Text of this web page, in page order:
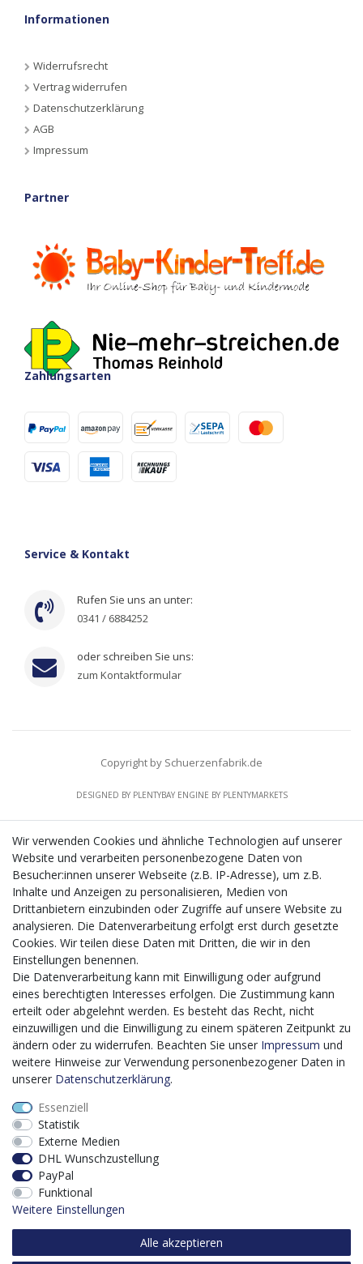
Informationen
Widerrufsrecht
Vertrag widerrufen
Datenschutzerklärung
AGB
Impressum
Partner
Zahlungsarten
Service & Kontakt
Rufen Sie uns an unter:
0341 / 6884252
oder schreiben Sie uns:
zum Kontaktformular
Copyright by Schuerzenfabrik.de
DESIGNED BY PLENTYBAYENGINE BY PLENTYMARKETS
CMS-Softwaresystems zur digitalen Optimierung
von Geschäftsprozessen
Mit dem vorgenannten Projekt, welches im Zeitraum vom
20.12.2023 bis zum 29.02.2024 im Rahmen des
Förderprogrammes Digitalisierung Zuschuss EFRE 2021
bis 2027 umgesetzt wird, möchten wir in die Anschaffung
eines Content-Management-Systems (CMS-
Softwaresystem) investieren, um unseren Online-Shop
künftig selbst verwalten zu können. Diese Software dient
der effizienteren gemeinschaftlichen Erstellung,
Bearbeitung, Organisation und Darstellung digitaler
Inhalte (Content) in unserem Unternehmen. Dies ist
insbesondere für den Vertrieb von Bedeutung. Bisher
Software digitalisiert werden was zu einer enormen
Zeitersparnis führt.
Dieses Vorhaben wird kofinanziert von der Europäischen
Union mithilfe von EFRE-Mitteln sowie durch Steuermittel
auf der Grundlage des vom Sächsischen Landtag
beschlossenen Haushaltes.
Wir verwenden Cookies und ähnliche Technologien auf unserer
Website und verarbeiten personenbezogene Daten von
Besucher:innen unserer Webseite (z.B. IP-Adresse), um z.B.
Inhalte und Anzeigen zu personalisieren, Medien von
Drittanbietern einzubinden oder Zugriffe auf unsere Website zu
analysieren. Die Datenverarbeitung erfolgt erst durch gesetzte
Cookies. Wir teilen diese Daten mit Dritten, die wir in den
Einstellungen benennen.
Die Datenverarbeitung kann mit Einwilligung oder aufgrund
eines berechtigten Interesses erfolgen. Die Zustimmung kann
erteilt oder abgelehnt werden. Es besteht das Recht, nicht
einzuwilligen und die Einwilligung zu einem späteren Zeitpunkt zu
ändern oder zu widerrufen. Beachten Sie unser Impressum und
weitere Hinweise zur Verwendung personenbezogener Daten in
unserer Daten­schutz­erklärung.
Essenziell
Statistik
Externe Medien
DHL Wunschzustellung
PayPal
Funktional
Weitere Einstellungen
Alle akzeptieren